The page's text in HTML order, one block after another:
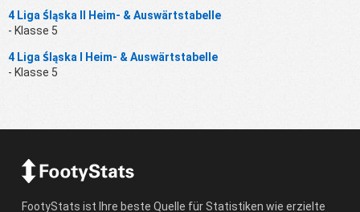
4 Liga Śląska II Heim- & Auswärtstabelle
- Klasse 5
4 Liga Śląska I Heim- & Auswärtstabelle
- Klasse 5
FootyStats ist Ihre beste Quelle für Statistiken wie erzielte